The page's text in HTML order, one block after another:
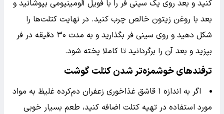
کنید و بعد روی یک سینی فر را با فویل آلومینیومی بپوشانید و
بعد با روغن زیتون خالص چرب کنید. در نهایت کتلت‌ها را
شکل دهید و روی سینی فر بگذارید و به مدت ۳۰ دقیقه در فر
بپزید و بعد آن را برگردانید تا کاملا پخته شود.
ترفندهای خوشمزه‌تر شدن کتلت گوشت
اگر به اندازه ۱ قاشق غذاخوری زعفران دم‌کرده غلیظ به مواد
مورد استفاده در تهیه کتلت اضافه کنید، طعم بسیار خوبی